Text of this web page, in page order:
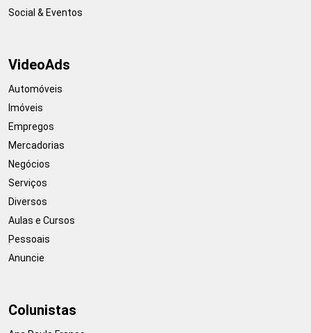
Social & Eventos
VideoAds
Automóveis
Imóveis
Empregos
Mercadorias
Negócios
Serviços
Diversos
Aulas e Cursos
Pessoais
Anuncie
Colunistas